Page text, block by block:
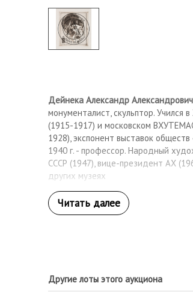
Дейнека Александр
монументалист, скульптор. Учился
(1915-1917) и московском
1928), экспонент выставок
1940 г. - профессор. Народный
СССР (1947), вице-президент АХ
других музеях
Другие лоты этого аукциона